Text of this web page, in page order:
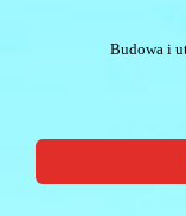
Budowa i